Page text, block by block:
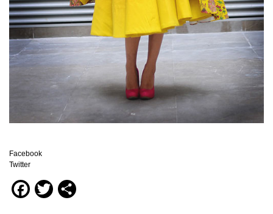
Facebook
Twitter
Facebook
Twitter